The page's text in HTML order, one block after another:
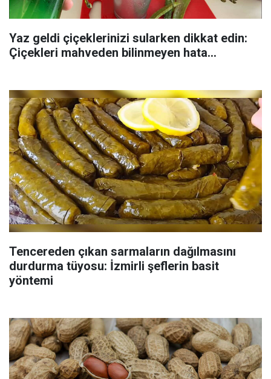
Yaz geldi çiçeklerinizi sularken dikkat edin:
Çiçekleri mahveden bilinmeyen hata...
Tencereden çıkan sarmaların dağılmasını
durdurma tüyosu: İzmirli şeflerin basit
yöntemi